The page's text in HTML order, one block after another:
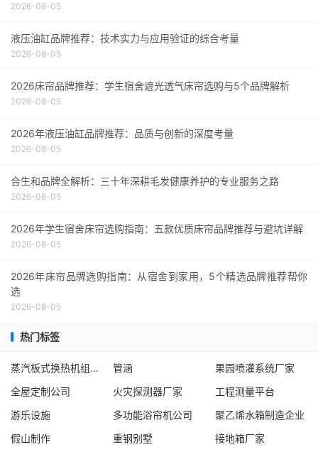
2026-08-05
液压油缸品牌推荐：技术实力与应用验证的综合考量
2026-08-05
2026床帘品牌推荐：学生宿舍遮光透气床帘选购与5个品牌解析
2026-08-05
2026年液压油缸品牌推荐：品质与创新的深度考量
2026-08-05
合生和品牌全解析：三十年深耕毛发健康养护的专业服务之路
2026-08-05
2026年学生宿舍床帘选购指南：五款优质床帘品牌推荐与避坑详解
2026-08-05
2026年床帘品牌选购指南：从宿舍到家用，5个精选品牌推荐帮你
选
2026-08-05
热门标签
蒸汽板式换热机组生产厂家 管涵
果园喷灌系统厂家
全屋定制公司
火灾探测器厂家
工程测量平台
游乐设施
多功能浴帘机公司
聚乙烯水箱制造企业
假山制作
重钢别墅
接地箱厂家